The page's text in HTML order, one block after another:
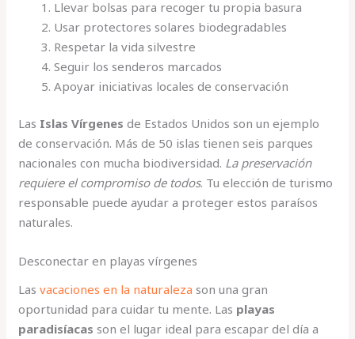
Llevar bolsas para recoger tu propia basura
Usar protectores solares biodegradables
Respetar la vida silvestre
Seguir los senderos marcados
Apoyar iniciativas locales de conservación
Las Islas Vírgenes de Estados Unidos son un ejemplo
de conservación. Más de 50 islas tienen seis parques
nacionales con mucha biodiversidad. La preservación
requiere el compromiso de todos. Tu elección de turismo
responsable puede ayudar a proteger estos paraísos
naturales.
Desconectar en playas vírgenes
Lasvacaciones en la naturaleza son una gran
oportunidad para cuidar tu mente. Las playas
paradisíacas son el lugar ideal para escapar del día a